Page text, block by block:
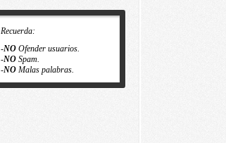
Recuerda:
-NO Ofender usuarios.
-NO Spam.
-NO Malas palabras.